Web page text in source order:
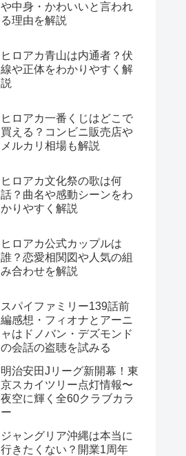
や中身・かわいいと言われ
る理由を解説
ヒロアカ青山は内通者？伏
線や正体をわかりやすく解
説
ヒロアカ一番くじはどこで
買える？コンビニ販売店や
メルカリ相場も解説
ヒロアカ文化祭の歌は何
話？曲名や感動シーンをわ
かりやすく解説
ヒロアカ公式カップルは
誰？恋愛相関図や人気の組
み合わせを解説
スパイファミリー139話前
編感想・フィオナとアーニ
ャはドノバン・デズモンド
の会話の盗聴を試みる
明治安田Jリーグ新開幕！東
京スカイツリー点灯情報〜
夜空に輝く全60クラブカラ
ー
ジャングリア沖縄は本当に
行きたくない？開業1周年